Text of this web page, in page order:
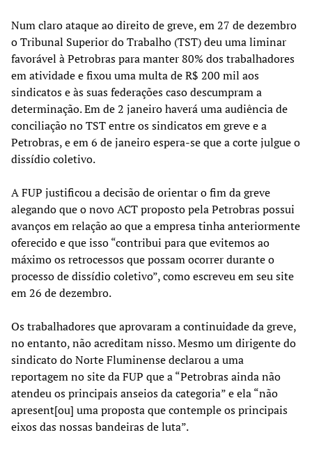
Num claro ataque ao direito de greve, em 27 de dezembro
o Tribunal Superior do Trabalho (TST) deu uma liminar
favorável à Petrobras para manter 80% dos trabalhadores
em atividade e fixou uma multa de R$ 200 mil aos
sindicatos e às suas federações caso descumpram a
determinação. Em de 2 janeiro haverá uma audiência de
conciliação no TST entre os sindicatos em greve e a
Petrobras, e em 6 de janeiro espera-se que a corte julgue o
dissídio coletivo.
A FUP justificou a decisão de orientar o fim da greve
alegando que o novo ACT proposto pela Petrobras possui
avanços em relação ao que a empresa tinha anteriormente
oferecido e que isso “contribui para que evitemos ao
máximo os retrocessos que possam ocorrer durante o
processo de dissídio coletivo”, como escreveu em seu site
em 26 de dezembro.
Os trabalhadores que aprovaram a continuidade da greve,
no entanto, não acreditam nisso. Mesmo um dirigente do
sindicato do Norte Fluminense declarou a uma
reportagem no site da FUP que a “Petrobras ainda não
atendeu os principais anseios da categoria” e ela “não
apresent[ou] uma proposta que contemple os principais
eixos das nossas bandeiras de luta”.